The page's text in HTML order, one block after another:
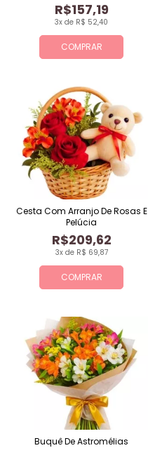
COMPRAR
3x de R$ 52,40
R$157,19
COMPRAR
3x de R$ 69,87
R$209,62
Cesta Com Arranjo De Rosas E
Pelúcia
Buquê De Astromélias